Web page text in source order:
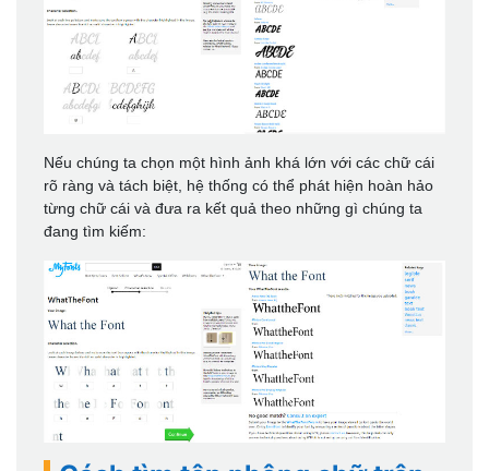
Nếu chúng ta chọn một hình ảnh khá lớn với các chữ cái
rõ ràng và tách biệt, hệ thống có thể phát hiện hoàn hảo
từng chữ cái và đưa ra kết quả theo những gì chúng ta
đang tìm kiếm: